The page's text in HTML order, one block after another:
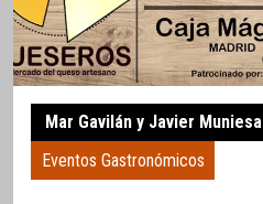
Mar Gavilán y Javier Muniesa
Eventos Gastronómicos